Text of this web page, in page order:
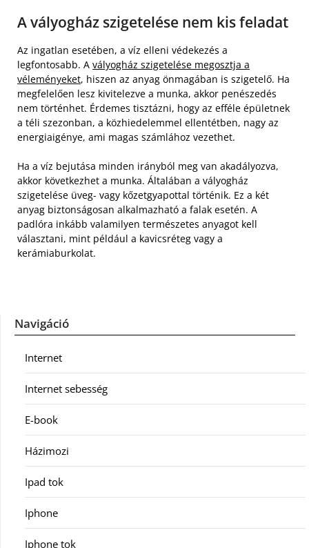
A vályogház szigetelése nem kis feladat
Az ingatlan esetében, a víz elleni védekezés a
legfontosabb. A vályogház szigetelése megosztja a
véleményeket, hiszen az anyag önmagában is szigetelő. Ha
megfelelően lesz kivitelezve a munka, akkor penészedés
nem történhet. Érdemes tisztázni, hogy az efféle épületnek
a téli szezonban, a közhiedelemmel ellentétben, nagy az
energiaigénye, ami magas számlához vezethet.
Ha a víz bejutása minden irányból meg van akadályozva,
akkor következhet a munka. Általában a vályogház
szigetelése üveg- vagy kőzetgyapottal történik. Ez a két
anyag biztonságosan alkalmazható a falak esetén. A
padlóra inkább valamilyen természetes anyagot kell
választani, mint például a kavicsréteg vagy a
kerámiaburkolat.
Navigáció
Internet
Internet sebesség
E-book
Házimozi
Ipad tok
Iphone
Iphone tok